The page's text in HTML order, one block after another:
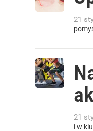
21 sty
21 sty
i w